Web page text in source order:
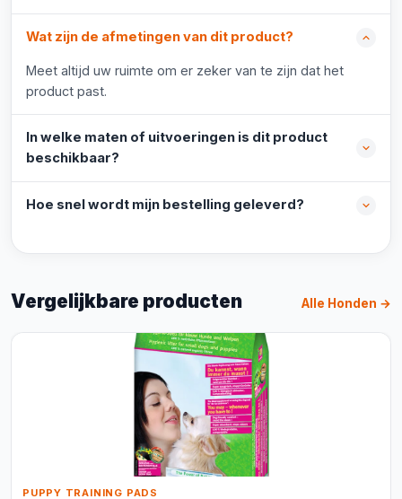
Wat zijn de afmetingen van dit product?
Meet altijd uw ruimte om er zeker van te zijn dat het
product past.
In welke maten of uitvoeringen is dit product
beschikbaar?
Hoe snel wordt mijn bestelling geleverd?
Vergelijkbare producten Alle Honden →
PUPPY TRAINING PADS